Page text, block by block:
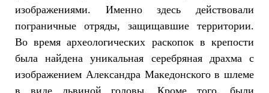
изображениями. Именно здесь действовали
пограничные отряды, защищавшие территории.
Во время археологических раскопок в крепости
была найдена уникальная серебряная драхма с
изображением Александра Македонского в шлеме
в виде львиной головы. Кроме того, были